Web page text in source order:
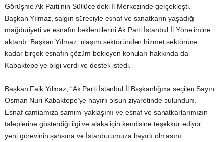
Görüşme Ak Parti’nin Sütlüce’deki İl Merkezinde gerçekleşti.
Başkan Yılmaz, salgın süreciyle esnaf ve sanatkarın yaşadığı
mağduriyeti ve esnafın beklentilerini Ak Parti İstanbul İl Yönetimine
aktardı. Başkan Yılmaz, ulaşım sektöründen hizmet sektörüne
kadar birçok esnafın çözüm bekleyen konuları hakkında da
Kabaktepe’ye bilgi verdi ve destek istedi.
Başkan Faik Yılmaz, “Ak Parti İstanbul İl Başkanlığına seçilen Sayın
Osman Nuri Kabaktepe’ye hayırlı olsun ziyaretinde bulundum.
Esnaf camiamıza samimi yaklaşımı ve esnaf ve sanatkarlarımızın
taleplerine gösterdiği ilgi ve alaka için kendisine teşekkür ediyor,
yeni görevinin şahsına ve İstanbulumuza hayırlı olmasını